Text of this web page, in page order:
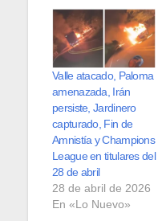
Valle atacado, Paloma
amenazada, Irán
persiste, Jardinero
capturado, Fin de
Amnistía y Champions
League en titulares del
28 de abril
28 de abril de 2026
En «Lo Nuevo»